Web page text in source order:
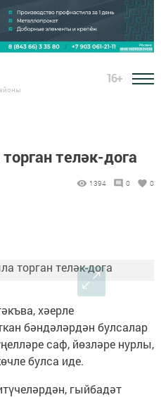
16+
теләк-дога
1394 0 0
хәерле
бәндәләрдән булсалар
саф, йөзләре нурлы,
булса иде.
гыйбадәт